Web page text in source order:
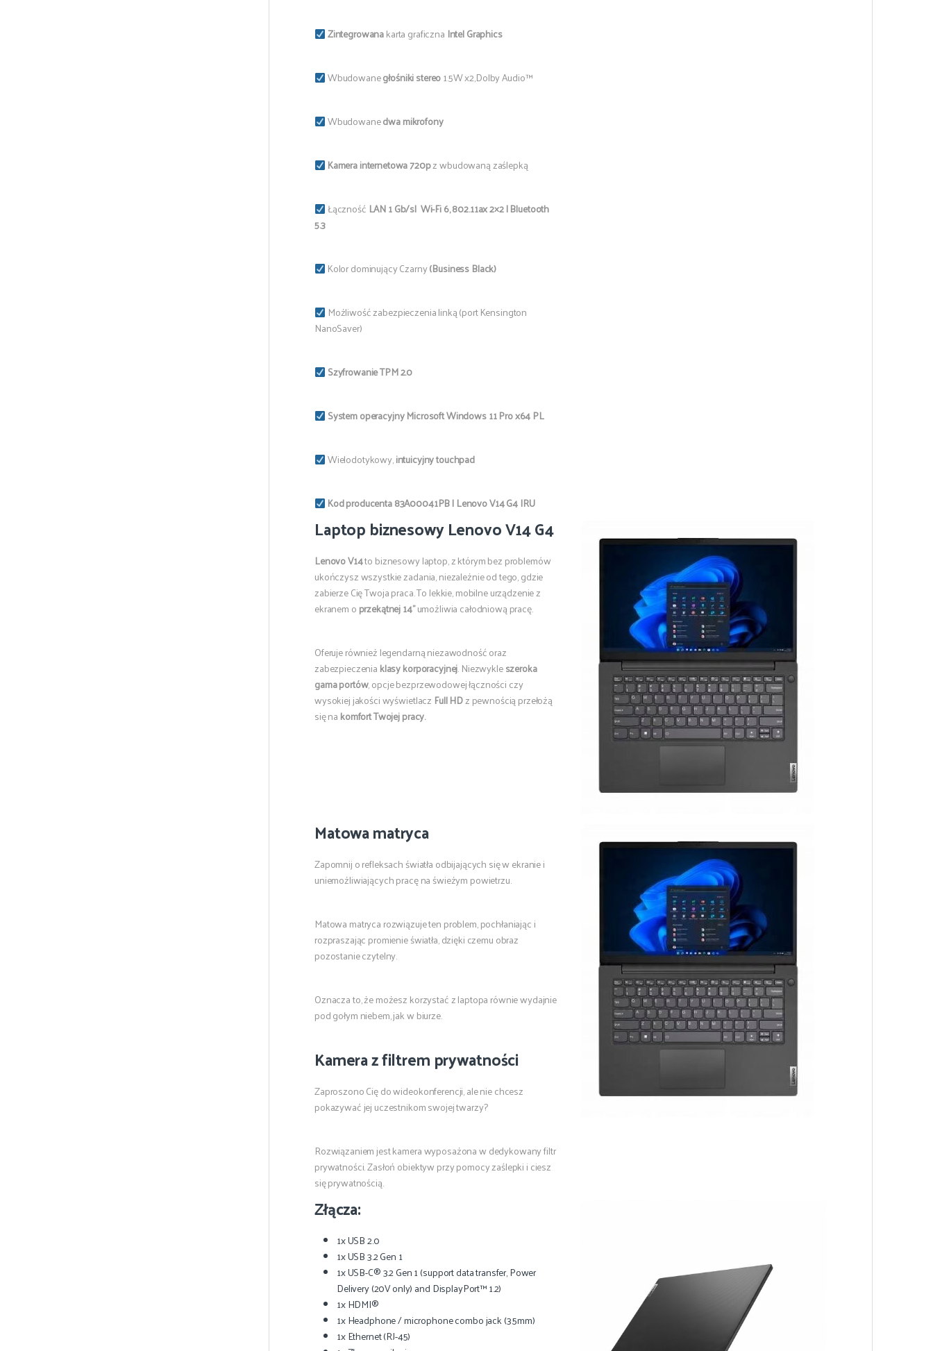
Zintegrowanakarta graficzna Intel Graphics
Wbudowanegłośniki stereo1.5W x2,Dolby Audio™
Wbudowanedwa mikrofony
Kamera internetowa 720pz wbudowaną zaślepką
Łączność LAN 1 Gb/s| Wi-Fi 6, 802.11ax 2×2 | Bluetooth
5.3
Kolor dominujący Czarny(Business Black)
Możliwość zabezpieczenia linką (port Kensington
NanoSaver)
Szyfrowanie TPM 2.0
System operacyjny Microsoft Windows 11 Pro x64 PL
Wielodotykowy,intuicyjny touchpad
Kod producenta 83A00041PB | Lenovo V14 G4 IRU
Laptop biznesowy Lenovo V14 G4
Lenovo V14to biznesowy laptop, z którym bez problemów
ukończysz wszystkie zadania, niezależnie od tego, gdzie
zabierze Cię Twoja praca. To lekkie, mobilne urządzenie z
ekranem o przekątnej 14”umożliwia całodniową pracę.
Oferuje również legendarną niezawodność oraz
zabezpieczenia klasy korporacyjnej. Niezwykleszeroka
gama portów, opcje bezprzewodowej łączności czy
wysokiej jakości wyświetlacz Full HDz pewnością przełożą
się na komfort Twojej pracy.
Matowa matryca
Zapomnij o refleksach światła odbijających się w ekranie i
uniemożliwiających pracę na świeżym powietrzu.
Matowa matryca rozwiązuje ten problem, pochłaniając i
rozpraszając promienie światła, dzięki czemu obraz
pozostanie czytelny.
Oznacza to, że możesz korzystać z laptopa równie wydajnie
pod gołym niebem, jak w biurze.
Kamera z filtrem prywatności
Zaproszono Cię do wideokonferencji, ale nie chcesz
pokazywać jej uczestnikom swojej twarzy?
Rozwiązaniem jest kamera wyposażona w dedykowany filtr
prywatności. Zasłoń obiektyw przy pomocy zaślepki i ciesz
się prywatnością.
Złącza:
1x USB 2.0
1x USB 3.2 Gen 1
1x USB-C® 3.2 Gen 1 (support data transfer, Power
Delivery (20V only) and DisplayPort™ 1.2)
1x HDMI®
1x Headphone / microphone combo jack (3.5mm)
1x Ethernet (RJ-45)